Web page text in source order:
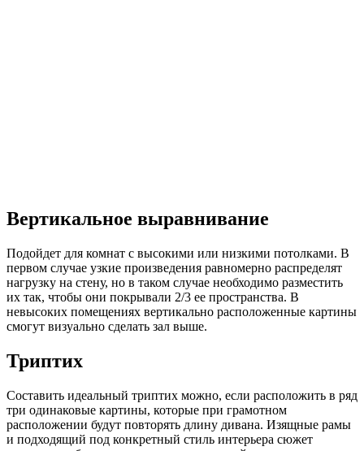
Вертикальное выравнивание
Подойдет для комнат с высокими или низкими потолками. В
первом случае узкие произведения равномерно распределят
нагрузку на стену, но в таком случае необходимо разместить
их так, чтобы они покрывали 2/3 ее пространства. В
невысоких помещениях вертикально расположенные картины
смогут визуально сделать зал выше.
Триптих
Составить идеальный триптих можно, если расположить в ряд
три одинаковые картины, которые при грамотном
расположении будут повторять длину дивана. Изящные рамы
и подходящий под конкретный стиль интерьера сюжет